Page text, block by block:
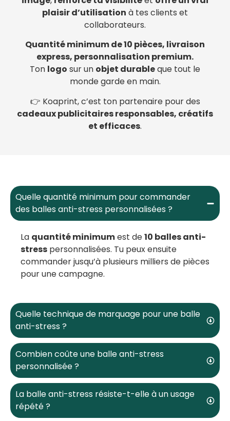
plaisir d’utilisation à tes clients et
collaborateurs.
Quantité minimum de 10 pièces, livraison
express, personnalisation premium.
Ton logo sur un objet durableque tout le
monde garde en main.
👉 Koaprint, c’est ton partenaire pour des
cadeaux publicitaires responsables, créatifs
et efficaces.
Quelle quantité minimum pour commander
des balles anti-stress personnalisées ?
La quantité minimumest de10 balles anti-
stress personnalisées. Tu peux ensuite
commander jusqu’à plusieurs milliers de pièces
pour une campagne.
Quelle technique de marquage pour une balle
anti-stress ?
Combien coûte une balle anti-stress
personnalisée ?
La balle anti-stress résiste-t-elle à un usage
répété ?